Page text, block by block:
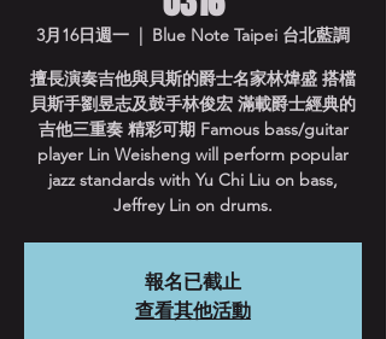
3月16日週一
  |
Blue Note Taipei 台北藍調
擅長演奏吉他與貝斯的爵士名家林煒盛 搭檔
貝斯手劉昱志及鼓手林俊宏 滿載爵士經典的
吉他三重奏 精彩可期 Famous bass/guitar
player Lin Weisheng will perform popular
jazz standards with Yu Chi Liu on bass,
Jeffrey Lin on drums.
報名已截止
查看其他活動